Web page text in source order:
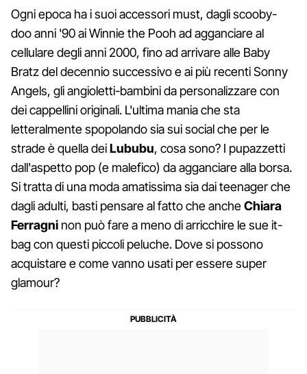
Ogni epoca ha i suoi accessori must, dagli scooby-
doo anni '90 ai Winnie the Pooh ad agganciare al
cellulare degli anni 2000, fino ad arrivare alle Baby
Bratz del decennio successivo e ai più recenti Sonny
Angels, gli angioletti-bambini da personalizzare con
dei cappellini originali. L'ultima mania che sta
letteralmente spopolando sia sui social che per le
strade è quella deiLububu, cosa sono? I pupazzetti
dall'aspetto pop (e malefico) da agganciare alla borsa.
Si tratta di una moda amatissima sia dai teenager che
dagli adulti, basti pensare al fatto che ancheChiara
Ferragni non può fare a meno di arricchire le sue it-
bag con questi piccoli peluche. Dove si possono
acquistare e come vanno usati per essere super
glamour?